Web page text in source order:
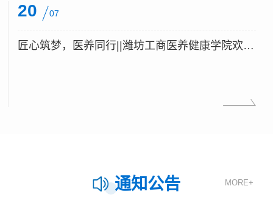
20 07
匠心筑梦，医养同行||潍坊工商医养健康学院欢迎你
通知公告 MORE+